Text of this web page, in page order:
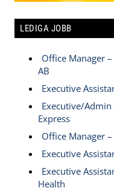
LEDIGA JOBB
Office Manager
AB
Executive
Executive/
Express
Office Manager
Executive
Executive
Health